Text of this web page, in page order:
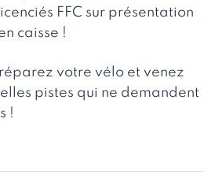
FFC sur présentation
caisse !
votre vélo et venez
pistes qui ne demandent
!